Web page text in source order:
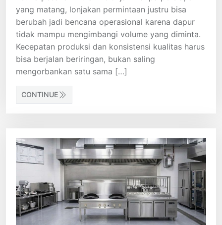
yang matang, lonjakan permintaan justru bisa
berubah jadi bencana operasional karena dapur
tidak mampu mengimbangi volume yang diminta.
Kecepatan produksi dan konsistensi kualitas harus
bisa berjalan beriringan, bukan saling
mengorbankan satu sama […]
CONTINUE